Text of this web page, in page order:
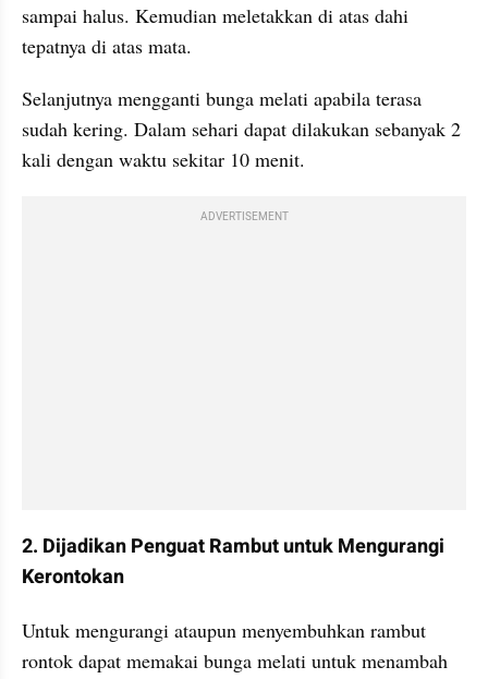
sampai halus. Kemudian meletakkan di atas dahi
tepatnya di atas mata.
Selanjutnya mengganti bunga melati apabila terasa
sudah kering. Dalam sehari dapat dilakukan sebanyak 2
kali dengan waktu sekitar 10 menit.
ADVERTISEMENT
2. Dijadikan Penguat Rambut untuk Mengurangi
Kerontokan
Untuk mengurangi ataupun menyembuhkan rambut
rontok dapat memakai bunga melati untuk menambah